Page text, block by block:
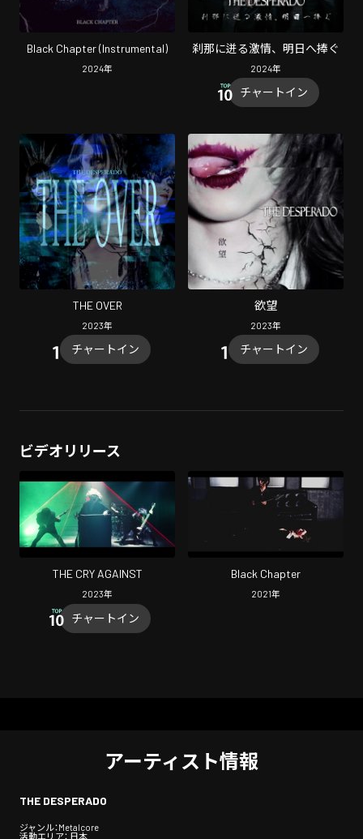
Black Chapter (Instrumental)
2024年
刹那に迸る激情、明日へ捧ぐ
2024年
チャートイン
THE OVER
2023年
チャートイン
欲望
2023年
チャートイン
ビデオリリース
THE CRY AGAINST
2023年
チャートイン
Black Chapter
2021年
アーティスト情報
THE DESPERADO
ジャンル：Metalcore
活動エリア： 日本